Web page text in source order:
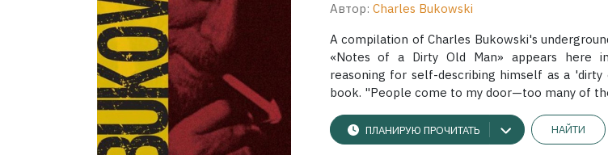
Автор: Charles Bukowski
A compilation of Charles Bukowski's
«Notes of a Dirty Old Man» appears here
reasoning for self-describing himself as a
book. "People come to my door—too many of
ПЛАНИРУЮ ПРОЧИТАТЬ НАЙТИ